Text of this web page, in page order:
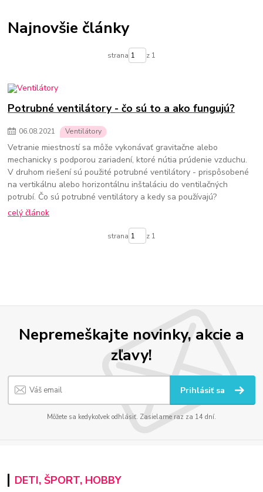
Skrinky pre rozdelovače podlahového kúrenia
Konvektorové ohrievače
Bojlery
Prietokové bojlery
kúpeľňové radiátory
Najnovšie články
strana z 1
Potrubné ventilátory - čo sú to a ako fungujú?
06.08.2021 Ventilátory
Vetranie miestností sa môže vykonávať gravitačne alebo
mechanicky s podporou zariadení, ktoré nútia prúdenie vzduchu.
V druhom riešení sú použité potrubné ventilátory - prispôsobené
na vertikálnu alebo horizontálnu inštaláciu do ventilačných
potrubí. Čo sú potrubné ventilátory a kedy sa používajú?
celý článok
strana z 1
Nepremeškajte novinky, akcie a
zľavy!
Prihlásiť sa
Môžete sa kedykoľvek odhlásiť. Zasielame raz za 14 dní.
DETI, ŠPORT, HOBBY